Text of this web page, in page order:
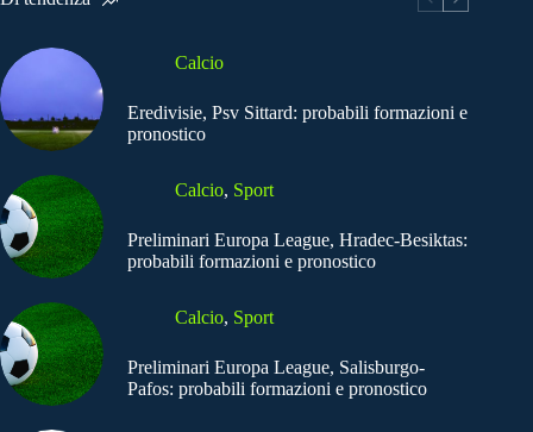
Calcio
Eredivisie, Psv Sittard: probabili formazioni e
pronostico
Calcio, Sport
Preliminari Europa League, Hradec-Besiktas:
probabili formazioni e pronostico
Calcio, Sport
Preliminari Europa League, Salisburgo-
Pafos: probabili formazioni e pronostico